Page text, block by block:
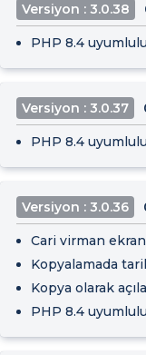
Versiyon : 3.0.38
PHP 8.4
Versiyon : 3.0.37
PHP 8.4
Versiyon : 3.0.36
Cari virman
Kopyalamada
Kopya olarak
PHP 8.4